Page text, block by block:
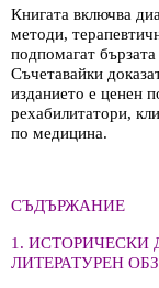
Книгата включва
методи,
подпомагат
Съчетавайки
изданието е ценен
рехабилитатори,
по медицина.
СЪДЪРЖАНИЕ
1. ИСТОРИЧЕСКИ
ЛИТЕРАТУРЕН